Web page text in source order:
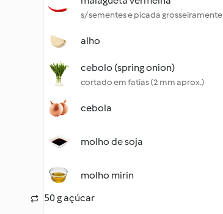
s/ sementes e picada grosseiramente
alho
cebolo (spring onion)
cortado em fatias (2 mm aprox.)
cebola
molho de soja
molho mirin
50 g açúcar